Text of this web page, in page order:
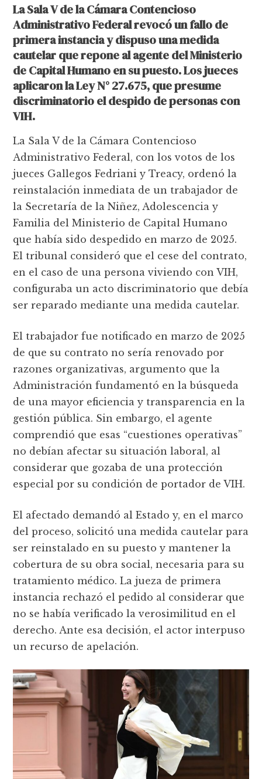
La Sala V de la Cámara Contencioso
Administrativo Federal revocó un fallo de
primera instancia y dispuso una medida
cautelar que repone al agente del Ministerio
de Capital Humano en su puesto. Los jueces
aplicaron la Ley N° 27.675, que presume
discriminatorio el despido de personas con
VIH.
La Sala V de la Cámara Contencioso
Administrativo Federal, con los votos de los
jueces Gallegos Fedriani y Treacy, ordenó la
reinstalación inmediata de un trabajador de
la Secretaría de la Niñez, Adolescencia y
Familia del Ministerio de Capital Humano
que había sido despedido en marzo de 2025.
El tribunal consideró que el cese del contrato,
en el caso de una persona viviendo con VIH,
configuraba un acto discriminatorio que debía
ser reparado mediante una medida cautelar.
El trabajador fue notificado en marzo de 2025
de que su contrato no sería renovado por
razones organizativas, argumento que la
Administración fundamentó en la búsqueda
de una mayor eficiencia y transparencia en la
gestión pública. Sin embargo, el agente
comprendió que esas “cuestiones operativas”
no debían afectar su situación laboral, al
considerar que gozaba de una protección
especial por su condición de portador de VIH.
El afectado demandó al Estado y, en el marco
del proceso, solicitó una medida cautelar para
ser reinstalado en su puesto y mantener la
cobertura de su obra social, necesaria para su
tratamiento médico. La jueza de primera
instancia rechazó el pedido al considerar que
no se había verificado la verosimilitud en el
derecho. Ante esa decisión, el actor interpuso
un recurso de apelación.